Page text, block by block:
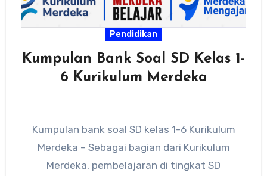
Pendidikan
Kumpulan Bank Soal SD Kelas 1-
6 Kurikulum Merdeka
Kumpulan bank soal SD kelas 1-6 Kurikulum
Merdeka – Sebagai bagian dari Kurikulum
Merdeka, pembelajaran di tingkat SD